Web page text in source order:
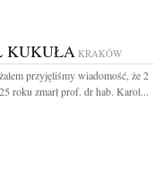
KUKUŁA KRAKÓW
przyjęliśmy wiadomość, że 2
roku zmarł prof. dr hab. Karol...